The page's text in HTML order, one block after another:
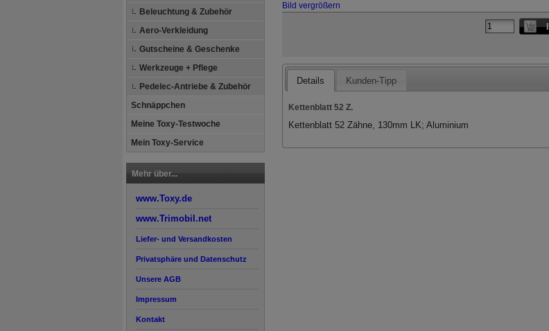
Beleuchtung & Zubehör
Aero-Verkleidung
Gutscheine & Geschenke
Werkzeuge + Pflege
Pedelec-Antriebe & Zubehör
Schnäppchen
Meine Toxy-Testwoche
Mein Toxy-Service
Mehr über...
www.Toxy.de
www.Trimobil.net
Liefer- und Versandkosten
Privatsphäre und Datenschutz
Unsere AGB
Impressum
Kontakt
Bild vergrößern
Details Kunden-Tipp
Kettenblatt 52 Z.
Kettenblatt 52 Zähne, 130mm LK; Aluminium